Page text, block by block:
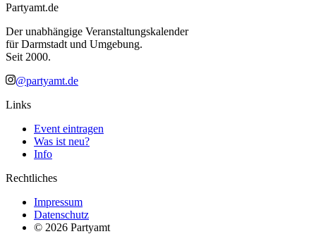
Partyamt.de
Der unabhängige Veranstaltungskalender
für Darmstadt und Umgebung.
Seit 2000.
@partyamt.de
Links
Event eintragen
Was ist neu?
Info
Rechtliches
Impressum
Datenschutz
© 2026 Partyamt